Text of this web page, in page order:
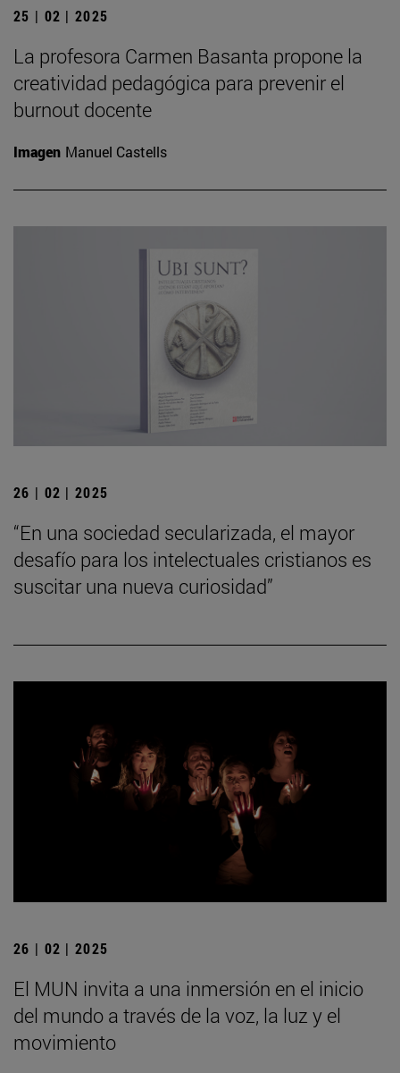
25 | 02 | 2025
La profesora Carmen Basanta propone la
creatividad pedagógica para prevenir el
burnout docente
Imagen Manuel Castells
26 | 02 | 2025
“En una sociedad secularizada, el mayor
desafío para los intelectuales cristianos es
suscitar una nueva curiosidad”
26 | 02 | 2025
El MUN invita a una inmersión en el inicio
del mundo a través de la voz, la luz y el
movimiento